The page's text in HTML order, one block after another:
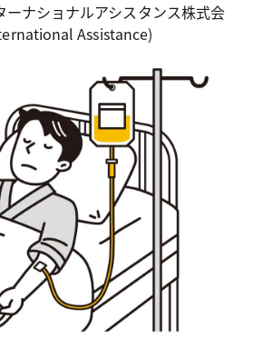
ーナショナルアシスタンス株式会
Assistance)